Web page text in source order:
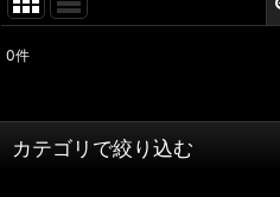
並び順 :
0件
カテゴリで絞り込む